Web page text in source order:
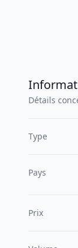
Détails
Type
Pays
Prix